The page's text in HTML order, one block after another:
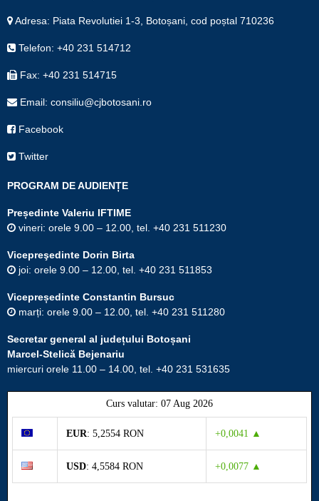
Adresa: Piata Revolutiei 1-3, Botoșani, cod poștal 710236
Telefon: +40 231 514712
Fax: +40 231 514715
Email: consiliu@cjbotosani.ro
Facebook
Twitter
PROGRAM DE AUDIENȚE
Președinte Valeriu IFTIME
vineri: orele 9.00 – 12.00, tel. +40 231 511230
Vicepreşedinte Dorin Birta
joi: orele 9.00 – 12.00, tel. +40 231 511853
Vicepreședinte Constantin Bursuc
marți: orele 9.00 – 12.00, tel. +40 231 511280
Secretar general al județului Botoșani
Marcel-Stelică Bejenariu
miercuri orele 11.00 – 14.00, tel. +40 231 531635
Curs valutar: 07 Aug 2026
EUR: 5,2554 RON +0,0041 ▲
USD: 4,5584 RON +0,0077 ▲